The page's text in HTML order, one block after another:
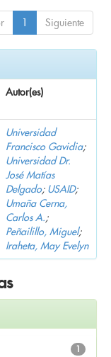
1 Siguiente
Autor(es)
Universidad
Francisco Gavidia;
Universidad Dr.
José Matías
Delgado; USAID;
Umaña Cerna,
Carlos A.;
Peñailillo, Miguel;
Iraheta, May Evelyn
1